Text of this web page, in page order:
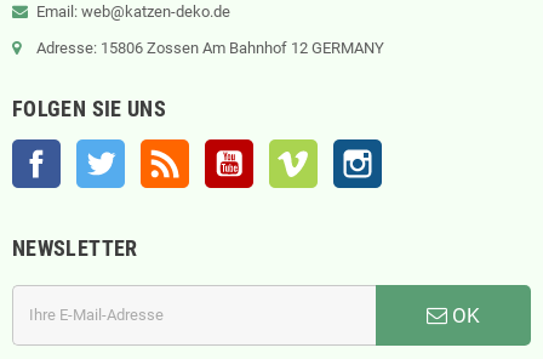
Email: web@katzen-deko.de
Adresse: 15806 Zossen Am Bahnhof 12 GERMANY
FOLGEN SIE UNS
Facebook Twitter RSS YouTube Vimeo
NEWSLETTER
OK